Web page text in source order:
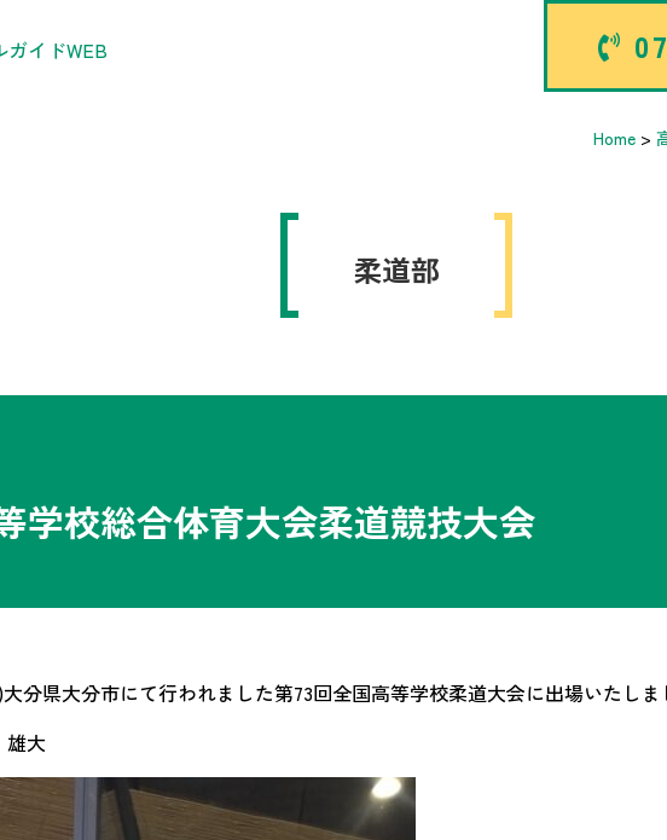
ガイドWEB
Home >
柔道部
学校総合体育大会柔道競技大会
分県大分市にて行われました第73回全国高等学校柔道大会に出場いたし
大